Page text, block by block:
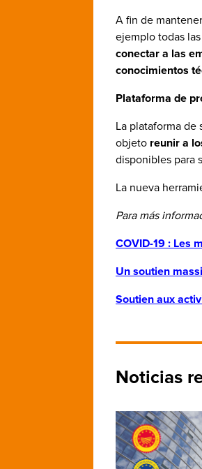
A fin de
ejemplo todas
conectar a las
conocimientos
Plataforma de
La plataforma de
objeto reunir a
disponibles para
La nueva
Para más
COVID-19 : Les
Un soutien
Soutien aux
Noticias